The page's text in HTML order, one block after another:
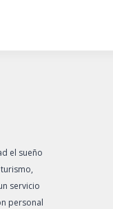
el sueño
servicio
personal